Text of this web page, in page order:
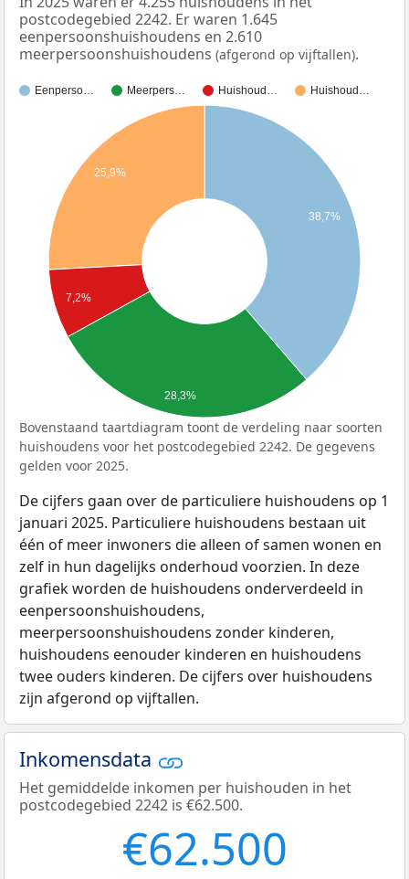
postcodegebied 2242. Er waren 1.645
eenpersoonshuishoudens en 2.610
meerpersoonshuishoudens (afgerond op vijftallen).
Eenperso… Meerpers… Huishoud… Huishoud…
38,7%
25,9%
7,2%
28,3%
Bovenstaand taartdiagram toont de verdeling naar soorten
huishoudens voor het postcodegebied 2242. De gegevens
gelden voor 2025.
De cijfers gaan over de particuliere huishoudens op 1
januari 2025. Particuliere huishoudens bestaan uit
één of meer inwoners die alleen of samen wonen en
zelf in hun dagelijks onderhoud voorzien. In deze
grafiek worden de huishoudens onderverdeeld in
eenpersoonshuishoudens,
meerpersoonshuishoudens zonder kinderen,
huishoudens eenouder kinderen en huishoudens
twee ouders kinderen. De cijfers over huishoudens
zijn afgerond op vijftallen.
Inkomensdata
Het gemiddelde inkomen per huishouden in het
postcodegebied 2242 is €62.500.
€62.500